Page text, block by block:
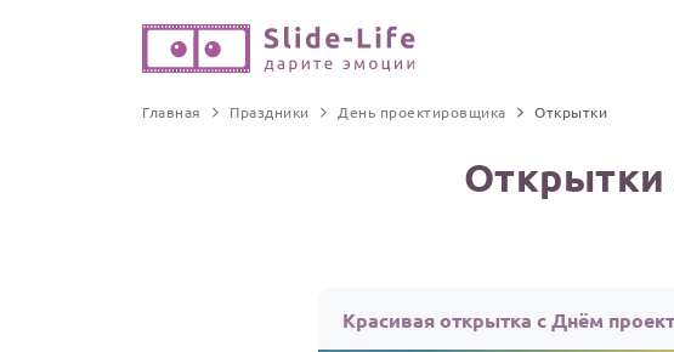
Главная Праздники День проектировщика Открытки
Красивая открытка с Днём